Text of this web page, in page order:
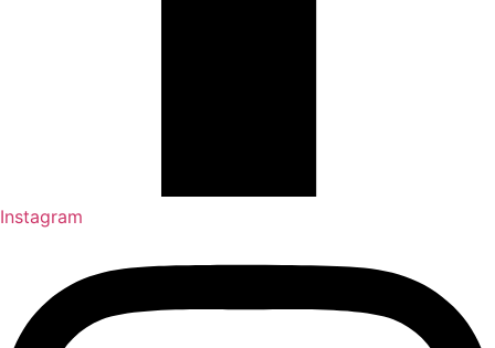
Instagram